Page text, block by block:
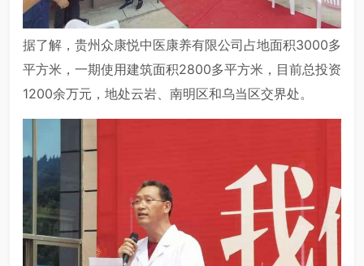
据了解，贵州众康悦中医康养有限公司占地面积3000多
平方米，一期使用建筑面积2800多平方米，目前总投资
1200余万元，地处云岩、南明区和乌当区交界处。